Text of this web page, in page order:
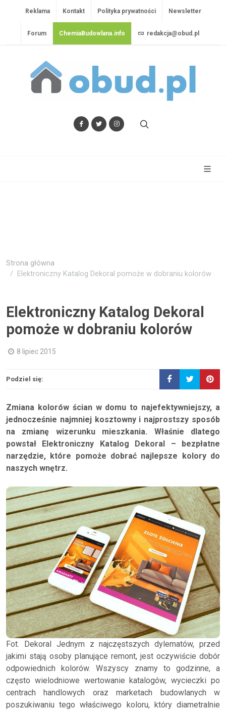
Reklama Kontakt Polityka prywatności Newsletter
Forum ChemiaBudowlana.info redakcja@obud.pl
Strona główna
Elektroniczny Katalog Dekoral pomoże w dobraniu kolorów
Elektroniczny Katalog Dekoral
pomoże w dobraniu kolorów
8 lipiec 2015
Podziel się:
Zmiana kolorów ścian w domu to najefektywniejszy, a
jednocześnie najmniej kosztowny i najprostszy sposób
na zmianę wizerunku mieszkania. Właśnie dlatego
powstał Elektroniczny Katalog Dekoral – bezpłatne
narzędzie, które pomoże dobrać najlepsze kolory do
naszych wnętrz.
Fot. Dekoral Jednym z najczęstszych dylematów, przed
jakimi stają osoby planujące remont, jest oczywiście dobór
odpowiednich kolorów. Wszyscy znamy to godzinne, a
często wielodniowe wertowanie katalogów, wycieczki po
centrach handlowych oraz marketach budowlanych w
poszukiwaniu tego właściwego koloru, który diametralnie